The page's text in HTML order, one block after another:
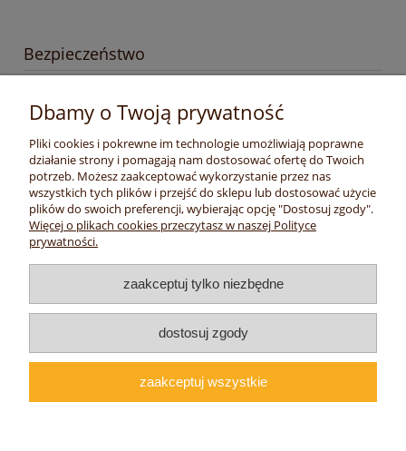
Bezpieczeństwo
odPszczelarzy sp. z o.o.
ul. Główna 13
97-330 Barkowice Mokre, Polska
odpszczelarzy@gmail.com
+48534738273
Twoje konto
Płatności i realizacja
Informacje
O nas
Dbamy o Twoją prywatność
Pliki cookies i pokrewne im technologie umożliwiają poprawne
działanie strony i pomagają nam dostosować ofertę do Twoich
potrzeb. Możesz zaakceptować wykorzystanie przez nas
wszystkich tych plików i przejść do sklepu lub dostosować użycie
plików do swoich preferencji, wybierając opcję "Dostosuj zgody".
Więcej o plikach cookies przeczytasz w naszej Polityce
prywatności.
zaakceptuj tylko niezbędne
dostosuj zgody
zaakceptuj wszystkie